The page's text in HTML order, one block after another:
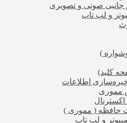
جانبی صوتی و تصویری
و لپ تاپ
)
کلید)
اطلاعات
مموری
اکسترنال
حافظه ( مموری )
و لپ تاپ